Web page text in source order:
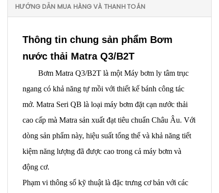
HƯỚNG DẪN MUA HÀNG VÀ THANH TOÁN
Thông tin chung sản phẩm Bơm
nước thải Matra Q3/B2T
Bơm Matra Q3/B2T là một Máy bơm ly tâm trục
ngang có khả năng tự mồi với thiết kế bánh công tác
mở. Matra Seri QB là loại máy bơm đặt cạn nước thải
cao cấp mà Matra sản xuất đạt tiêu chuẩn Châu Âu. Với
dòng sản phẩm này, hiệu suất tổng thể và khả năng tiết
kiệm năng lượng đã được cao trong cả máy bơm và
động cơ.
Phạm vi thông số kỹ thuật là đặc trưng cơ bản với các